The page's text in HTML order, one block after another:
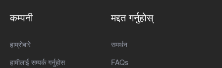
कम्पनी
हाम्रोबारे
हामीलाई सम्पर्क गर्नुहोस
मद्दत गर्नुहोस्
समर्थन
FAQs